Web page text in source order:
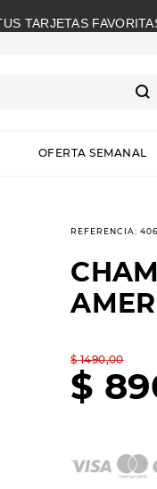
TARJETAS
OFERTA SEMANAL
REFERENCIA:
$ 1490,00
$